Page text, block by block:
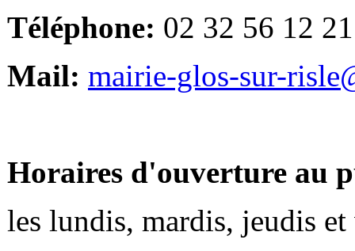
Téléphone: 02 32 56 12 21
Mail: mairie-glos-sur-
Horaires d'ouverture au
les lundis, mardis, jeudis et